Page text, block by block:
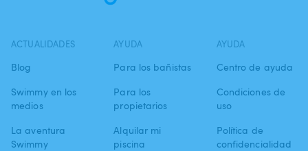
ACTUALIDADES
Blog
Swimmy en los
medios
La aventura
Swimmy
AYUDA
Para los bañistas
Para los
propietarios
Alquilar mi
piscina
AYUDA
Centro de ayuda
Condiciones de
uso
Política de
confidencialidad